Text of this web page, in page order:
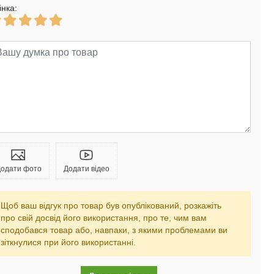
фото Додати відео
Щоб ваш відгук про товар був опублікований, розкажіть
про свій досвід його використання, про те, чим вам
сподобався товар або, навпаки, з якими проблемами ви
зіткнулися при його використанні.